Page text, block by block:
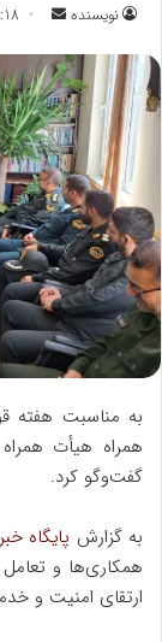
نویسنده
س
ا
ل
ب
ه
ا
ی
م
ی
ل
03/31
به مناسبت هفته
همراه هيأت
گفت‌وگو کرد.
به گزارش پایگاه
همكاری‌ها و
ارتقای امنيت و